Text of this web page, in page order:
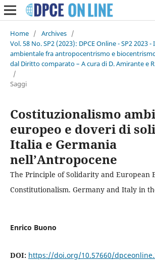
Home / Archives /
Vol. 58 No. SP2 (2023): DPCE Online - SP2 2023
ambientale fra antropocentrismo e
dal Diritto comparato – A cura di D. Amirante e
/
Saggi
Costituzionalismo
europeo e doveri di
Italia e Germania
nell’Antropocene
The Principle of Solidarity and European
Constitutionalism. Germany and Italy in
Enrico Buono
DOI: https://doi.org/10.57660/